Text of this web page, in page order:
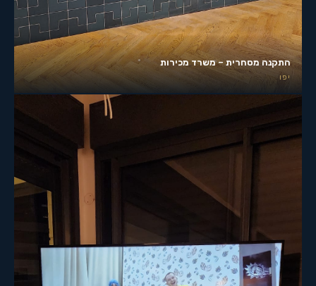
התקנה מסחרית – משרד מכירות
יפו